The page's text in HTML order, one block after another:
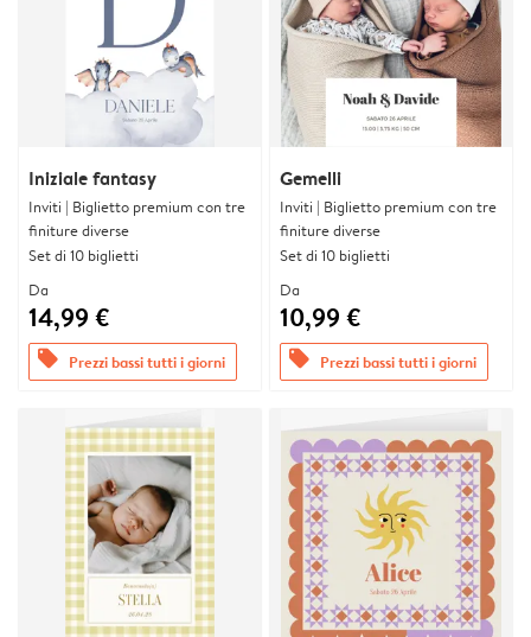
Iniziale fantasy
Inviti | Biglietto premium con tre
finiture diverse
Set di 10 biglietti
Da
14,99 €
offers Prezzi bassi tutti i giorni
Gemelli
Inviti | Biglietto premium con tre
finiture diverse
Set di 10 biglietti
Da
10,99 €
offers Prezzi bassi tutti i giorni